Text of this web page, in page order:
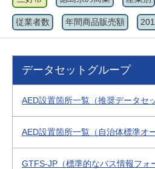
従業者数 年間商品販売額
データセットグループ
AED設置箇所一覧（推奨データセッ
AED設置箇所一覧（自治体標準オ
GTFS-JP（標準的なバス情報フォ